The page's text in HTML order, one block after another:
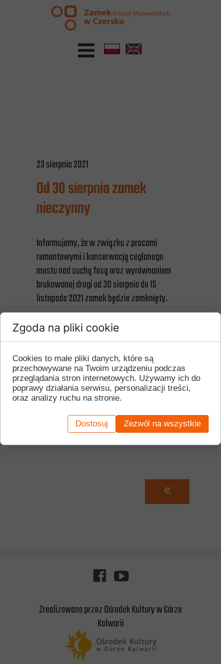
23 sierpnia 2021
Od 30 sierpnia zamek
nieczynny
Informujemy, że w związku z pracami
remontowymi i konserwacją ceglanego
mostu nad suchą fosą oraz wyrównaniem
brukowanej drogi od 30 sierpnia do 15
listopada 2021 zamek będzie zamknięty.
Finansowanie projektu:
Ministerstwo Kultury, Dziedzictwa
Narodowego i Sportu, Mazowiecki
Wojewódzki Konserwator Zabytków, Gmina
Góra Kalwaria oraz Ośrodek Kultury w Górze
Kalwarii.
Zrealizowano przez Ośrodek Kultury w Górze
Kalwarii
Zgoda na pliki cookie
Cookies to małe pliki danych, które są
przechowywane na Twoim urządzeniu podczas
przeglądania stron internetowych. Używamy ich do
poprawy działania serwisu, personalizacji treści,
oraz analizy ruchu na stronie.
Dostosuj Zezwól na wszystkie